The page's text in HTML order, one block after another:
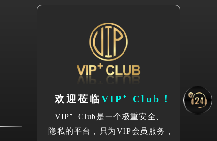
欢迎莅临VIP⁺ Club！
VIP⁺ Club是一个极重安全、
隐私的平台，只为VIP会员服务，